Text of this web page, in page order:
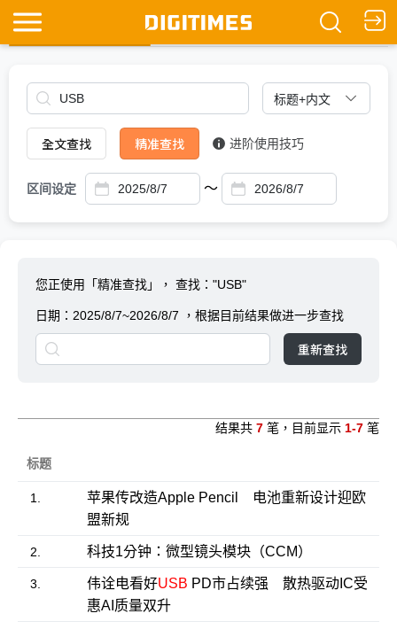
Ask DIGITIMES
全文查找 精准查找 进阶使用技巧
区间设定 ～
您正使用「精准查找」， 查找："USB"
日期： 2025/8/7~2026/8/7 ，根据目前结果做进一步查找
重新查找
结果共 7 笔，目前显示 1-7 笔
标题
1.
苹果传改造Apple Pencil 电池重新设计迎欧
盟新规
2. 科技1分钟：微型镜头模块（CCM）
3. 伟诠电看好USB PD市占续强 散热驱动IC受
惠AI质量双升